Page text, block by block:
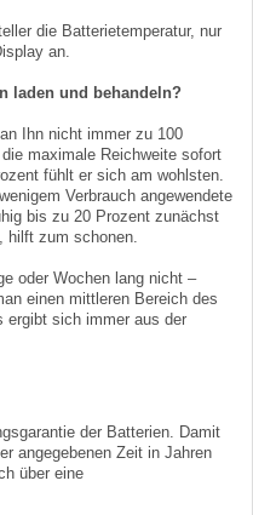
die Batterietemperatur, nur
an.
laden und behandeln?
Ihn nicht immer zu 100
maximale Reichweite sofort
fühlt er sich am wohlsten.
Verbrauch angewendete
bis zu 20 Prozent zunächst
hilft zum schonen.
oder Wochen lang nicht –
einen mittleren Bereich des
ergibt sich immer aus der
der Batterien. Damit
angegebenen Zeit in Jahren
über eine